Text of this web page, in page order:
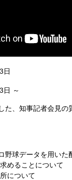
日
日
た、知事記者会見の
野球データを用いた
めることについて
について